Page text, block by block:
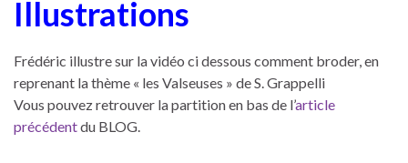
Illustrations
Frédéric illustre sur la vidéo ci dessous comment broder, en
reprenant la thème « les Valseuses » de S. Grappelli
Vous pouvez retrouver la partition en bas de l’article
précédentdu BLOG.